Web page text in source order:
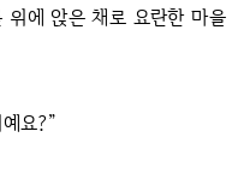
에 앉은 채로 요란한 마을
요?”